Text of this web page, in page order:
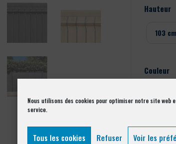
Nous utilisons des cookies pour optimiser notre site web
service.
Tous les cookies Refuser Voir les
Hauteur
103 cm
Couleur